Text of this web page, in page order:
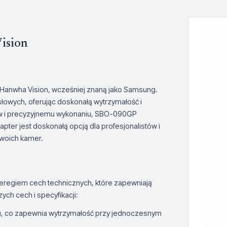
Vision, wcześniej znaną jako Samsung.
oferując doskonałą wytrzymałość i
i precyzyjnemu wykonaniu, SBO-090GP
jest doskonałą opcją dla profesjonalistów i
kamer.
cech technicznych, które zapewniają
cech i specyfikacji:
co zapewnia wytrzymałość przy jednoczesnym